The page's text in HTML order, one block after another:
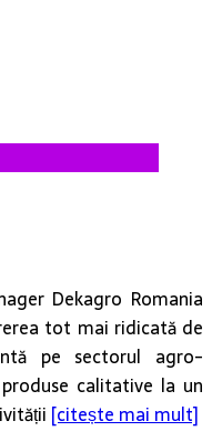
Dekagro Romania
tot mai ridicată de
pe sectorul agro-
calitative la un
[citește mai mult]